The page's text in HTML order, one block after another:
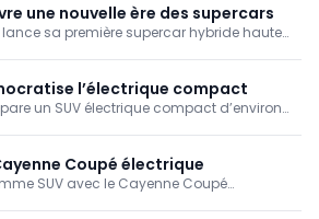
une nouvelle ère des supercars
sa première supercar hybride haute
l’électrique compact
un SUV électrique compact d’environ
Coupé électrique
SUV avec le Cayenne Coupé